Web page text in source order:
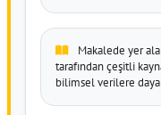
Makalede yer
tarafından çeşitli
bilimsel verilere